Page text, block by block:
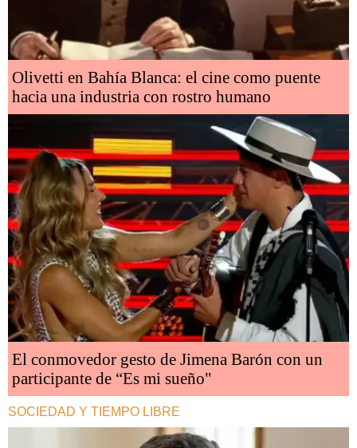
Olivetti en Bahía Blanca: el cine como puente
hacia una industria con rostro humano
El conmovedor gesto de Jimena Barón con un
participante de “Es mi sueño"
SOCIEDAD Y TIEMPO LIBRE